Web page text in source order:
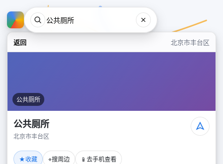
返回 北京市丰台区
公共厕所
公共厕所
北京市丰台区
★收藏 ⌖搜周边 📱 去手机查看